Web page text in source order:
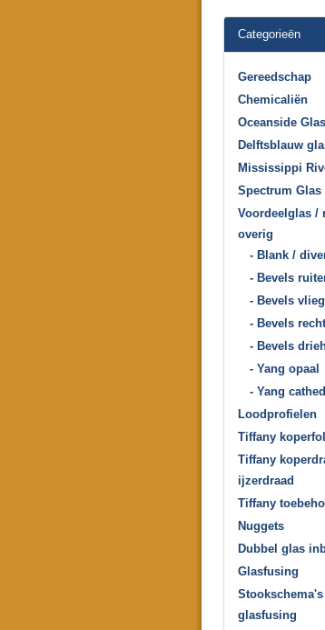
Categorieën
Gereedschap
Chemicaliën
Oceanside
Delftsblauw
Mississippi
Spectrum Glas
Voordeelglas /
overig
- Blank /
- Bevels
- Bevels
- Bevels
- Bevels
- Yang opaal
- Yang
Loodprofielen
Tiffany
Tiffany
ijzerdraad
Tiffany
Nuggets
Dubbel glas
Glasfusing
Stookschema's
glasfusing